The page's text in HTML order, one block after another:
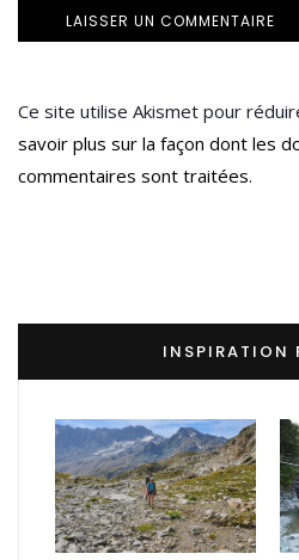
Ce site utilise Akismet pour
savoir plus sur la façon dont les
commentaires sont traitées.
INSPIRATION